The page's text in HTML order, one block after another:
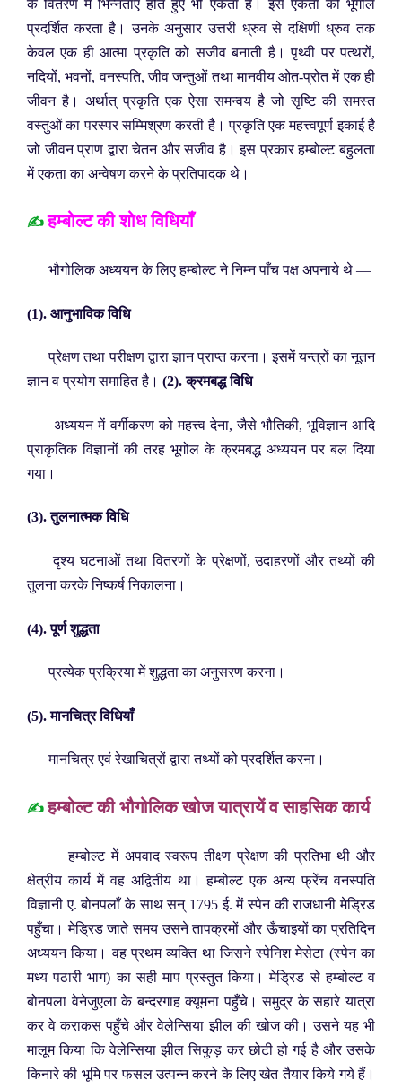
के वितरण में भिन्नताएँ होते हुए भी एकता है। इस एकता को भूगोल
प्रदर्शित करता है। उनके अनुसार उत्तरी ध्रुव से दक्षिणी ध्रुव तक
केवल एक ही आत्मा प्रकृति को सजीव बनाती है। पृथ्वी पर पत्थरों,
नदियों, भवनों, वनस्पति, जीव जन्तुओं तथा मानवीय ओत-प्रोत में एक ही
जीवन है। अर्थात् प्रकृति एक ऐसा समन्वय है जो सृष्टि की समस्त
वस्तुओं का परस्पर सम्मिश्रण करती है। प्रकृति एक महत्त्वपूर्ण इकाई है
जो जीवन प्राण द्वारा चेतन और सजीव है। इस प्रकार हम्बोल्ट बहुलता
में एकता का अन्वेषण करने के प्रतिपादक थे।
✍️हम्बोल्ट की शोध विधियाँ
भौगोलिक अध्ययन के लिए हम्बोल्ट ने निम्न पाँच पक्ष अपनाये थे —
(1). आनुभाविक विधि
प्रेक्षण तथा परीक्षण द्वारा ज्ञान प्राप्त करना। इसमें यन्त्रों का नूतन
ज्ञान व प्रयोग समाहित है। (2). क्रमबद्ध विधि
अध्ययन में वर्गीकरण को महत्त्व देना, जैसे भौतिकी, भूविज्ञान आदि
प्राकृतिक विज्ञानों की तरह भूगोल के क्रमबद्ध अध्ययन पर बल दिया
गया।
(3). तुलनात्मक विधि
दृश्य घटनाओं तथा वितरणों के प्रेक्षणों, उदाहरणों और तथ्यों की
तुलना करके निष्कर्ष निकालना।
(4). पूर्ण शुद्धता
प्रत्येक प्रक्रिया में शुद्धता का अनुसरण करना।
(5). मानचित्र विधियाँ
मानचित्र एवं रेखाचित्रों द्वारा तथ्यों को प्रदर्शित करना।
✍️हम्बोल्ट की भौगोलिक खोज यात्रायें व साहसिक कार्य
हम्बोल्ट में अपवाद स्वरूप तीक्ष्ण प्रेक्षण की प्रतिभा थी और
क्षेत्रीय कार्य में वह अद्वितीय था। हम्बोल्ट एक अन्य फ्रेंच वनस्पति
विज्ञानी ए. बोनपलाँ के साथ सन् 1795 ई. में स्पेन की राजधानी मेड्रिड
पहुँचा। मेड्रिड जाते समय उसने तापक्रमों और ऊँचाइयों का प्रतिदिन
अध्ययन किया। वह प्रथम व्यक्ति था जिसने स्पेनिश मेसेटा (स्पेन का
मध्य पठारी भाग) का सही माप प्रस्तुत किया। मेड्रिड से हम्बोल्ट व
बोनपला वेनेजुएला के बन्दरगाह क्यूमना पहुँचे। समुद्र के सहारे यात्रा
कर वे कराकस पहुँचे और वेलेन्सिया झील की खोज की। उसने यह भी
मालूम किया कि वेलेन्सिया झील सिकुड़ कर छोटी हो गई है और उसके
किनारे की भूमि पर फसल उत्पन्न करने के लिए खेत तैयार किये गये हैं।